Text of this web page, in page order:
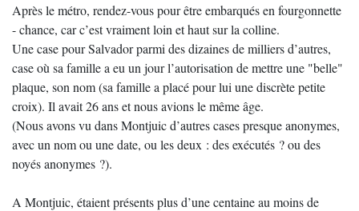
Après le métro, rendez-vous pour être embarqués en fourgonnette
- chance, car c’est vraiment loin et haut sur la colline.
Une case pour Salvador parmi des dizaines de milliers d’autres,
case où sa famille a eu un jour l’autorisation de mettre une "belle"
plaque, son nom (sa famille a placé pour lui une discrète petite
croix). Il avait 26 ans et nous avions le même âge.
(Nous avons vu dans Montjuic d’autres cases presque anonymes,
avec un nom ou une date, ou les deux : des exécutés ? ou des
noyés anonymes ?).
A Montjuic, étaient présents plus d’une centaine au moins de